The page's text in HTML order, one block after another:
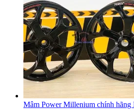
Mâm Power Millenium chính hãng